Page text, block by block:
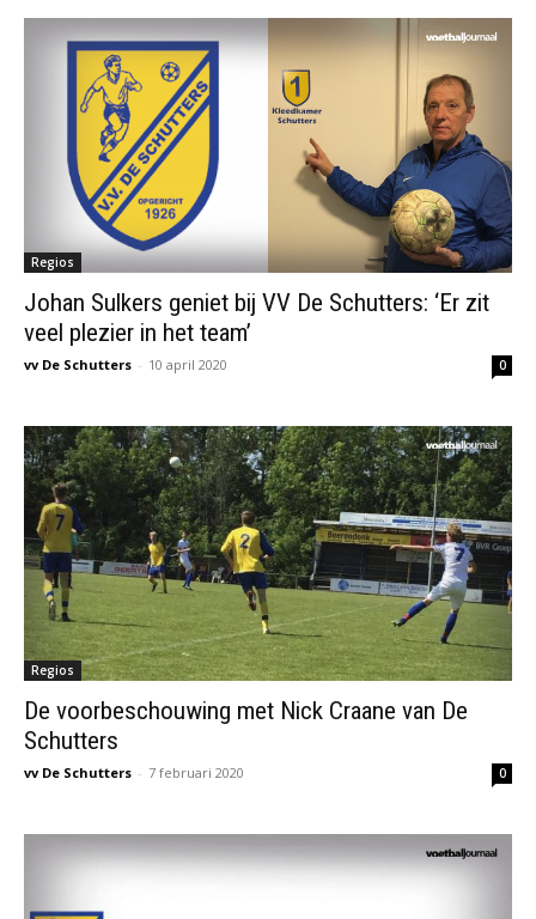
Regios
Johan Sulkers geniet bij VV De Schutters: ‘Er zit
veel plezier in het team’
vv De Schutters - 10 april 2020 0
Regios
De voorbeschouwing met Nick Craane van De
Schutters
vv De Schutters - 7 februari 2020 0